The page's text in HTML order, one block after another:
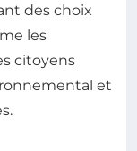
des choix
les
citoyens
et